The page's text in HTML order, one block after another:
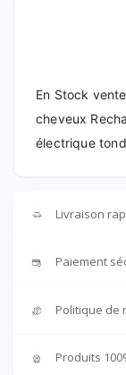
En Stock
cheveux
électrique
Livraison
Paiement
Politique de
Produits